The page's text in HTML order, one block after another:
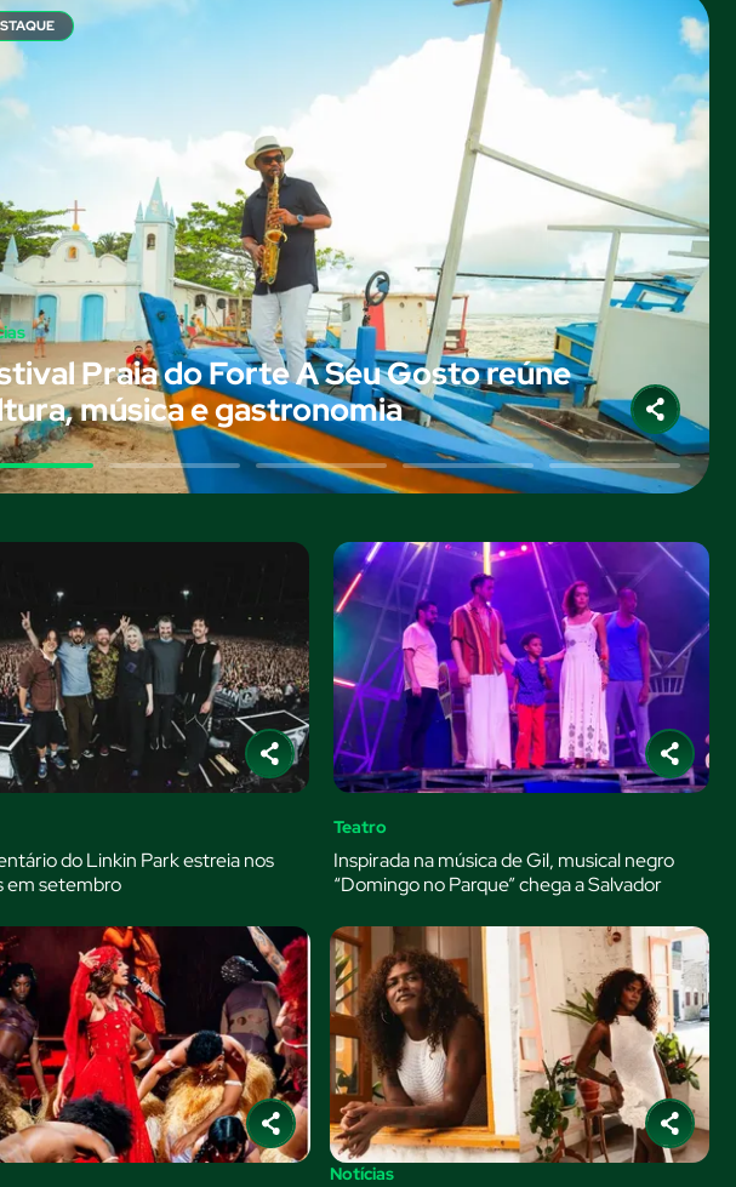
Praia do Forte A Seu Gosto reúne
música e gastronomia
do Linkin Park estreia nos
em setembro
Teatro
Inspirada na música de Gil, musical negro
“Domingo no Parque” chega a Salvador
Notícias